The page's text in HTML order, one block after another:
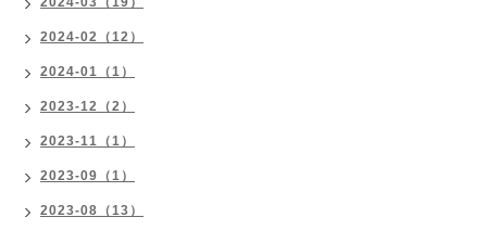
2024-02（12）
2024-01（1）
2023-12（2）
2023-11（1）
2023-09（1）
2023-08（13）